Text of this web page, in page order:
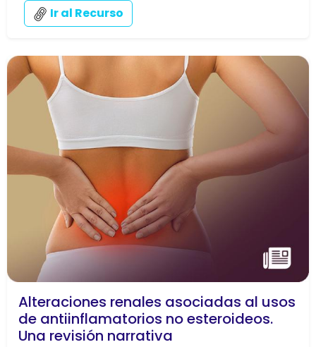
Ir al Recurso
Alteraciones renales asociadas al usos
de antiinflamatorios no esteroideos.
Una revisión narrativa